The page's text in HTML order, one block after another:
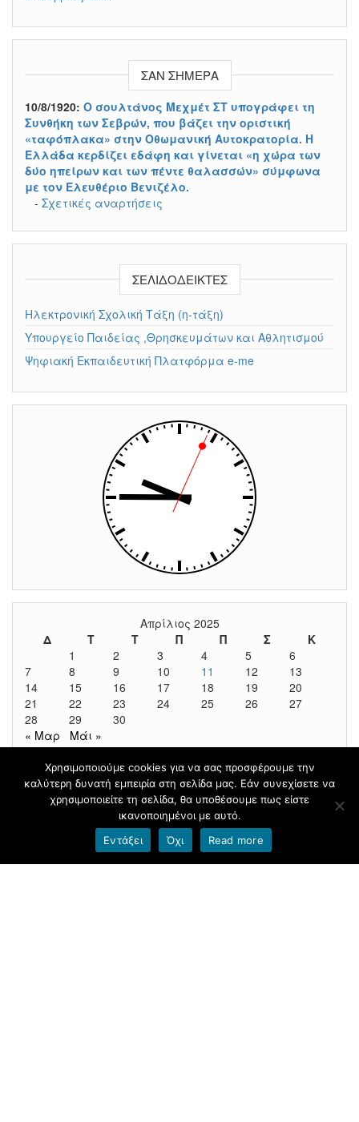
ΣΑΝ ΣΉΜΕΡΑ
10/8/1920: Ο σουλτάνος Μεχμέτ ΣΤ υπογράφει τη
Συνθήκη των Σεβρών, που βάζει την οριστική
«ταφόπλακα» στην Οθωμανική Αυτοκρατορία. Η
Ελλάδα κερδίζει εδάφη και γίνεται «η χώρα των
δύο ηπείρων και των πέντε θαλασσών» σύμφωνα
με τον Ελευθέριο Βενιζέλο.
- Σχετικές αναρτήσεις
ΣΕΛΙΔΟΔΕΊΚΤΕΣ
Ηλεκτρονική Σχολική Τάξη (η-τάξη)
Υπουργείο Παιδείας ,Θρησκευμάτων και Αθλητισμού
Ψηφιακή Εκπαιδευτική Πλατφόρμα e-me
Απρίλιος 2025
Δ
Τ Τ Π Π Σ
Κ
1
2 3 4 5
6
7
8 9 10 11 12
13
14
15 16 17 18 19
20
21
22 23 24 25 26
27
28
29
30
« Μαρ
Μάι »
Φιλοξενείται στοblogs.sch.gr |Θέμα βασισμένο στο
Head Blog
Όροι χρήσης blogs.sch.gr|Δήλωση προσβασιμότητας
Χρησιμοποιούμε cookies για να σας προσφέρουμε την
καλύτερη δυνατή εμπειρία στη σελίδα μας. Εάν συνεχίσετε να
χρησιμοποιείτε τη σελίδα, θα υποθέσουμε πως είστε
ικανοποιημένοι με αυτό.
Εντάξει
Όχι Read more